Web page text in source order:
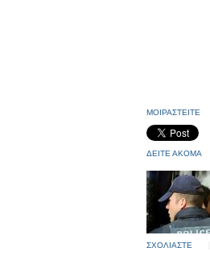
ΜΟΙΡΑΣΤΕΙΤΕ
ΔΕΙΤΕ ΑΚΟΜΑ
ΣΧΟΛΙΑΣΤΕ